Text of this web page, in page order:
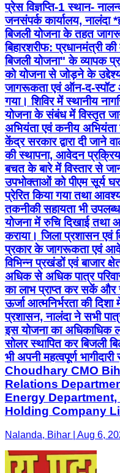
प्रेस विज्ञप्ति-1 स्थान-
जनसंपर्क कार्यालय, नालंदा
बिजली योजना के तहत
बिहारशरीफ: प्रधानमंत्री
बिजली योजना" के व्यापक
को योजना से जोड़ने के
जागरूकता एवं ऑन-द-स्पॉट
गया। शिविर में स्थानीय
योजना के संबंध में विस्तृत
अभियंता एवं कनीय अभियंता
केंद्र सरकार द्वारा दी जाने
की स्थापना, आवेदन
बचत के बारे में विस्तार से
उपभोक्ताओं को पीएम सूर्य
प्रेरित किया गया तथा
तकनीकी सहायता भी
योजना में रुचि दिखाई
कराया। जिला प्रशासन एवं
प्रकार के जागरूकता एवं
विभिन्न प्रखंडों एवं बाजार
अधिक से अधिक पात्र
का लाभ प्राप्त कर सकें और
ऊर्जा आत्मनिर्भरता की
प्रशासन, नालंदा ने सभी
इस योजना का अधिकाधिक
सोलर स्थापित कर बिजली
भी अपनी महत्वपूर्ण
Choudhary CMO
Relations
Energy
Holding Company
Nalanda, Bihar | Aug 6,